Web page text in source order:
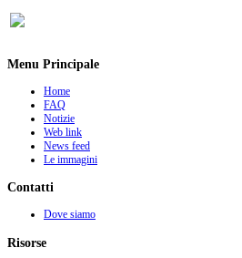
Menu Principale
Home
FAQ
Notizie
Web link
News feed
Le immagini
Contatti
Dove siamo
Risorse